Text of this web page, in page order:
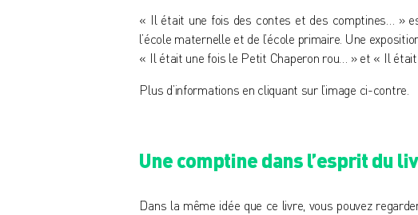
« Il était une fois des contes et des comptines… »
l’école maternelle et de l’école primaire. Une
« Il était une fois le Petit Chaperon rou…
» et « Il
Plus d’informations en cliquant sur l’image ci-contre.
Une comptine dans l’esprit du
Dans la même idée que ce livre, vous pouvez